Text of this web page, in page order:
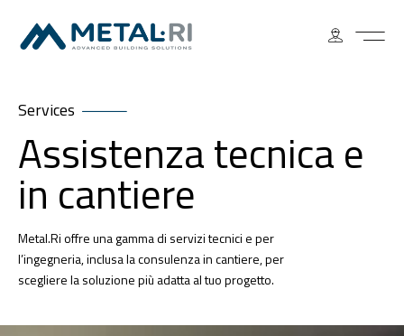
Services
Assistenza tecnica e
in cantiere
Metal.Ri offre una gamma di servizi tecnici e per
l’ingegneria, inclusa la consulenza in cantiere, per
scegliere la soluzione più adatta al tuo progetto.